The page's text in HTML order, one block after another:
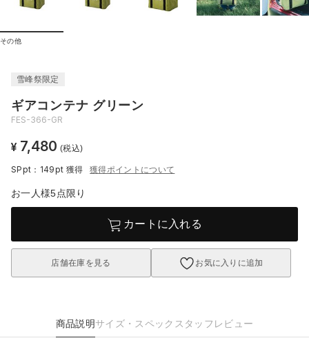
その他
雪峰祭限定
ギアコンテナ グリーン
FES-366-GR
¥ 7,480 (税込)
SPpt：149pt 獲得 獲得ポイントについて
お一人様5点限り
カートに入れる
店舗在庫を見る お気に入りに追加
商品説明サイズ・スペック スタッフレビュー